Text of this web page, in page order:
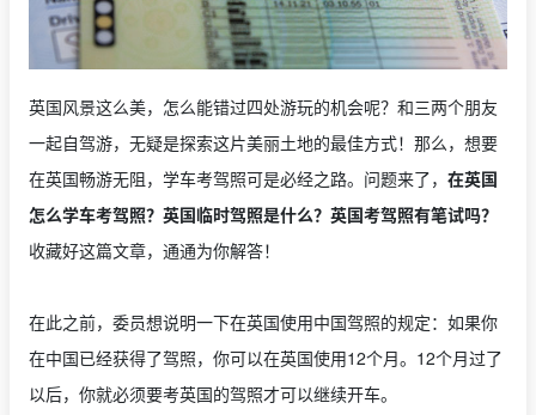
英国风景这么美，怎么能错过四处游玩的机会呢？和三两个朋友
一起自驾游，无疑是探索这片美丽土地的最佳方式！那么，想要
在英国畅游无阻，学车考驾照可是必经之路。问题来了， 在英国
怎么学车考驾照？英国临时驾照是什么？英国考驾照有笔试吗？
收藏好这篇文章，通通为你解答！
在此之前，委员想说明一下在英国使用中国驾照的规定：如果你
在中国已经获得了驾照，你可以在英国使用12个月。12个月过了
以后，你就必须要考英国的驾照才可以继续开车。